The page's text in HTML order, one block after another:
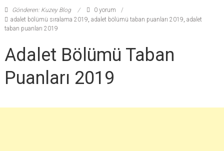
Gönderen: Kuzey Blog
0 yorum
adalet bölümü sıralama 2019, adalet bölümü taban puanları 2019, adalet
taban puanları 2019
Adalet Bölümü Taban
Puanları 2019